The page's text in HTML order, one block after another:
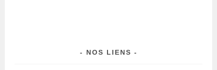
NOS LIENS